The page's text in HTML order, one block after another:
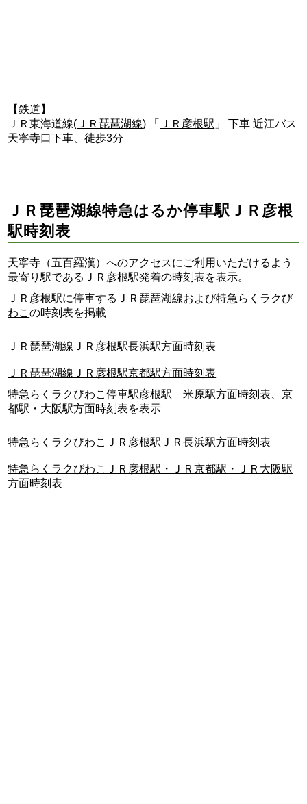
【鉄道】
ＪＲ東海道線( ＪＲ琵琶湖線) 「 ＪＲ彦根駅 」 下車 近江バス
天寧寺口下車、徒歩3分
ＪＲ琵琶湖線特急はるか停車駅ＪＲ彦根
駅時刻表
天寧寺（五百羅漢）へのアクセスにご利用いただけるよう
最寄り駅であるＪＲ彦根駅発着の時刻表を表示。
ＪＲ彦根駅に停車するＪＲ琵琶湖線および特急らくラクび
わこの時刻表を掲載
ＪＲ琵琶湖線ＪＲ彦根駅長浜駅方面時刻表
ＪＲ琵琶湖線ＪＲ彦根駅京都駅方面時刻表
特急らくラクびわこ停車駅彦根駅 米原駅方面時刻表、京
都駅・大阪駅方面時刻表を表示
特急らくラクびわこＪＲ彦根駅ＪＲ長浜駅方面時刻表
特急らくラクびわこＪＲ彦根駅・ＪＲ京都駅・ＪＲ大阪駅
方面時刻表